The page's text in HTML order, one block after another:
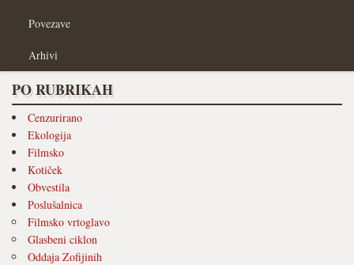
Povezave
Arhivi
PO RUBRIKAH
Cenzurirano
Ekologija
Filmsko
Kotiček
Obvestila
Poslušalnica
Filmsko vrtoglavo
Glasbeni ciklon
Oddaja Zofijinih